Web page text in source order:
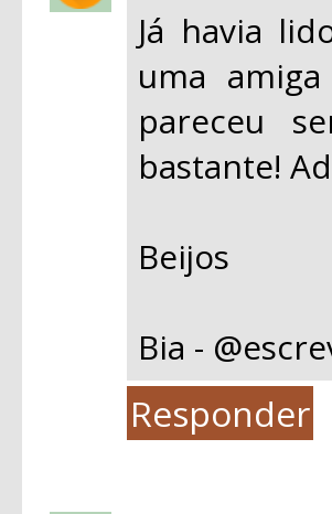
Já havia
uma
pareceu
bastante!
Beijos
Bia -
Responder